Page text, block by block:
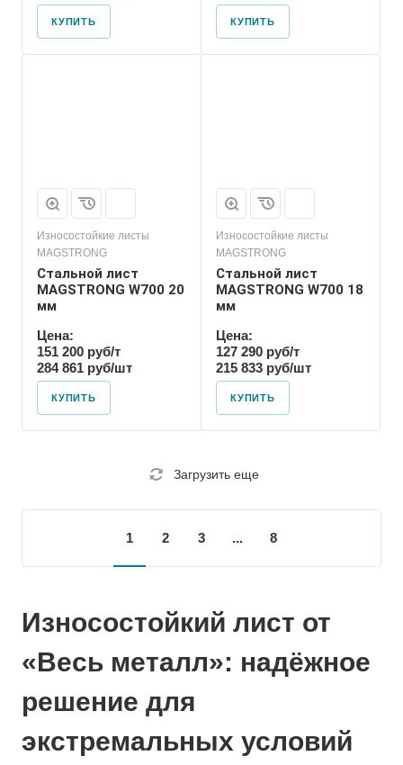
КУПИТЬ КУПИТЬ
Износостойкие листы
MAGSTRONG
Стальной лист
MAGSTRONG W700 20
мм
Цена:
151 200 руб/т
284 861 руб/шт
КУПИТЬ
Износостойкие листы
MAGSTRONG
Стальной лист
MAGSTRONG W700 18
мм
Цена:
127 290 руб/т
215 833 руб/шт
КУПИТЬ
Загрузить еще
1 2 3 ... 8
Износостойкий лист от
«Весь металл»: надёжное
решение для
экстремальных условий